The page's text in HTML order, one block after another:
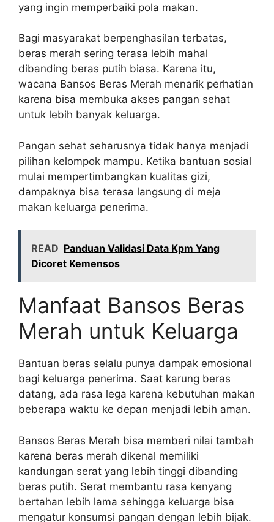
yang ingin memperbaiki pola makan.
Bagi masyarakat berpenghasilan terbatas,
beras merah sering terasa lebih mahal
dibanding beras putih biasa. Karena itu,
wacana Bansos Beras Merah menarik perhatian
karena bisa membuka akses pangan sehat
untuk lebih banyak keluarga.
Pangan sehat seharusnya tidak hanya menjadi
pilihan kelompok mampu. Ketika bantuan sosial
mulai mempertimbangkan kualitas gizi,
dampaknya bisa terasa langsung di meja
makan keluarga penerima.
READ Panduan Validasi Data Kpm Yang
Dicoret Kemensos
Manfaat Bansos Beras
Merah untuk Keluarga
Bantuan beras selalu punya dampak emosional
bagi keluarga penerima. Saat karung beras
datang, ada rasa lega karena kebutuhan makan
beberapa waktu ke depan menjadi lebih aman.
Bansos Beras Merah bisa memberi nilai tambah
karena beras merah dikenal memiliki
kandungan serat yang lebih tinggi dibanding
beras putih. Serat membantu rasa kenyang
bertahan lebih lama sehingga keluarga bisa
mengatur konsumsi pangan dengan lebih bijak.